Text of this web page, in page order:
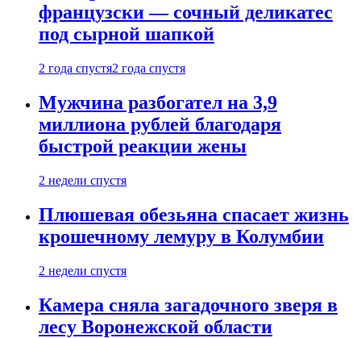
французски — сочный деликатес
под сырной шапкой
2 года спустя2 года спустя
Мужчина разбогател на 3,9
миллиона рублей благодаря
быстрой реакции жены
2 недели спустя
Плюшевая обезьяна спасает жизнь
крошечному лемуру в Колумбии
2 недели спустя
Камера сняла загадочного зверя в
лесу Воронежской области